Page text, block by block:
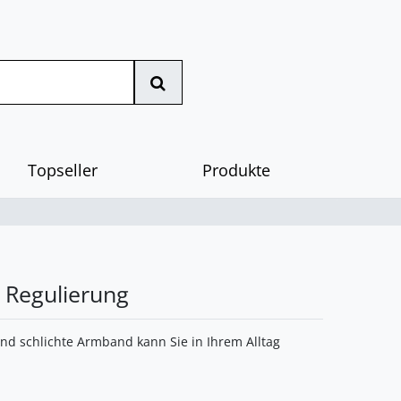
Topseller Produkte
schlichte Armband kann Sie in Ihrem Alltag